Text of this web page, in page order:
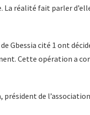
réalité fait parler
Gbessia cité 1 ont
Cette opération a
de